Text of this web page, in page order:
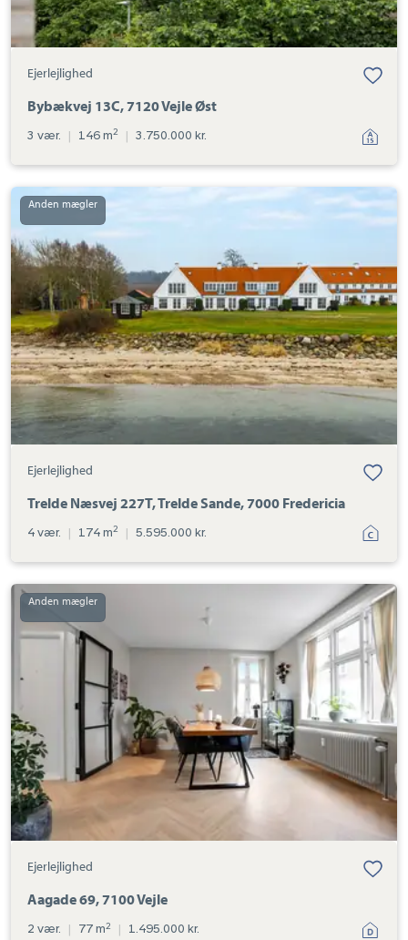
Ejerlejlighed
Bybækvej 13C, 7120 Vejle Øst
3 vær. | 146 m2 | 3.750.000 kr.
Ejerlejlighed:
Trelde
Næsvej
227T,
Trelde
Sande,
7000
Fredericia
Ejerlejlighed
Trelde Næsvej 227T, Trelde Sande, 7000 Fredericia
4 vær. | 174 m2 | 5.595.000 kr.
Ejerlejlighed:
69,
Ejerlejlighed
Aagade 69, 7100 Vejle
2 vær. | 77 m2 | 1.495.000 kr.